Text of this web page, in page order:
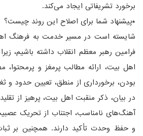
برخورد تشریفاتی ایجاد می‌کند.
*پیشنهاد شما برای اصلاح این روند چیست؟
شایسته است در مسیر خدمت به فرهنگ
فرامین رهبر معظم انقلاب داشته باشیم،
اهل بیت، ارائه مطالب پرمغز و
بودن، برخورداری از منطق، تعیین حدود و
در بیان، ذکر منقبت اهل بیت، پرهیز از
آهنگ‌های نامناسب، اجتناب از تحریک
و حفظ وحدت تأکید دارند. همچنین بر